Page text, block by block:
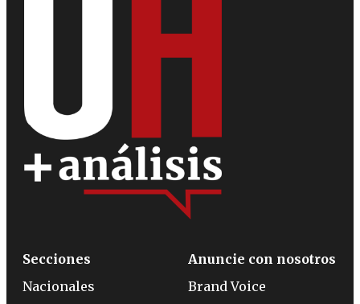
Secciones
Nacionales
Anuncie con nosotros
Brand Voice